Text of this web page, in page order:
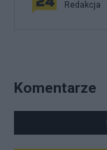
Redakcja
Komentarze